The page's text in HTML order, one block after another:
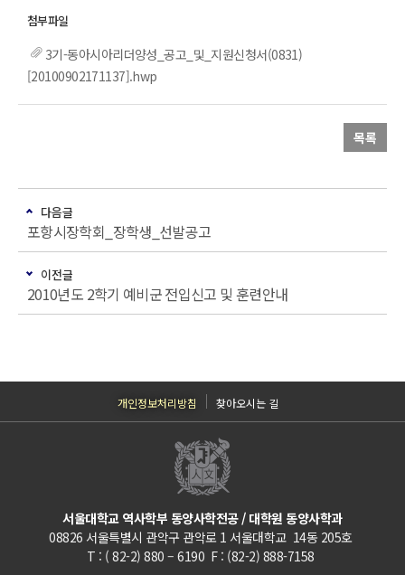
3기-동아시아리더양성_공고_및_지원신청서(0831)
[20100902171137].hwp
목록
다음글
포항시장학회_장학생_선발공고
이전글
2010년도 2학기 예비군 전입신고 및 훈련안내
개인정보처리방침 찾아오시는 길
서울대학교 역사학부 동양사학전공 / 대학원 동양사학과
08826 서울특별시 관악구 관악로 1 서울대학교 14동 205호
T : ( 82-2) 880 – 6190 F : (82-2) 888-7158